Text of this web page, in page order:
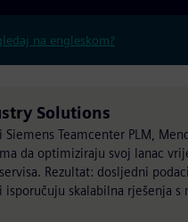
na engleskom?
Solutions
Teamcenter PLM,
da optimiziraju svoj lanac
Rezultat: dosljedni
skalabilna rješenja s